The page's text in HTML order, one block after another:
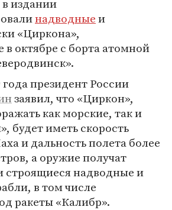
издании
надводныеи
«Циркона»,
октябре с борта атомной
президент России
заявил, что «Циркон»,
как морские, так и
будет иметь скорость
и дальность полета более
а оружие получат
строящиеся надводные и
в том числе
ракеты «Калибр».